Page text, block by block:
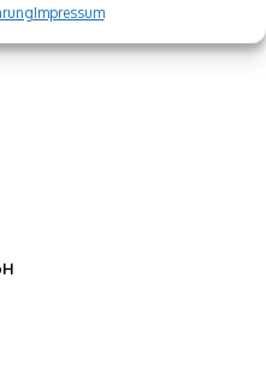
Impressum